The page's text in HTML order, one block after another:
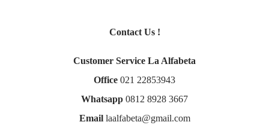
Contact Us !
Customer Service La Alfabeta
Office 021 22853943
Whatsapp 0812 8928 3667
Emaillaalfabeta@gmail.com